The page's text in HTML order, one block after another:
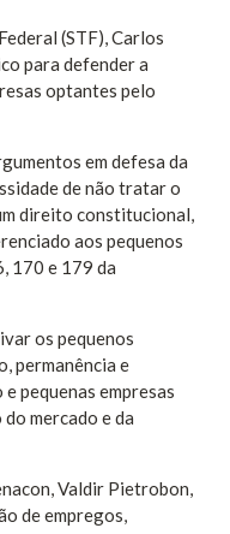
(STF), Carlos
para defender a
optantes pelo
em defesa da
de não tratar o
direito constitucional,
aos pequenos
170 e 179 da
os pequenos
permanência e
pequenas empresas
mercado e da
Valdir Pietrobon,
de empregos,